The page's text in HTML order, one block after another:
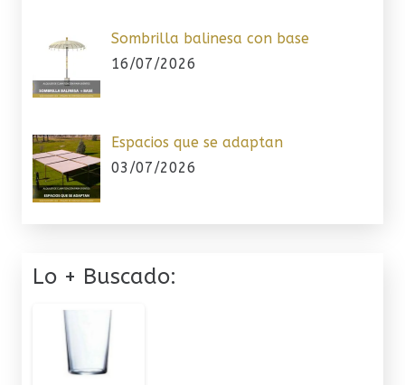
Sombrilla balinesa con base
16/07/2026
Espacios que se adaptan
03/07/2026
Lo + Buscado: